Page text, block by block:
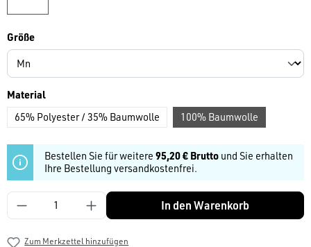
Größeauswählen
Material
65% Polyester / 35% Baumwolle
100% Baumwolle
Bestellen Sie für weitere 95,20 € Brutto und Sie erhalten
Ihre Bestellung versandkostenfrei.
Produkt Anzahl: Gib den gewünschten Wert
In den Warenkorb
Zum Merkzettel hinzufügen